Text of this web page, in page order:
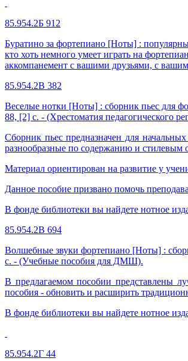
85.954.2Б 912
Буратино за фортепиано [Ноты] :
кто хоть немного умеет играть на
аккомпанемент с вашими друзьями, с
85.954.2В 382
Веселые нотки [Ноты] : сборник пьес для
88, [2] с. - (Хрестоматия педагогического
Сборник пьес предназначен для
разнообразные по содержанию и стилевым
Материал ориентирован на развитие у
Данное пособие призвано помочь
В фонде библиотеки вы найдете нотное
85.954.2В 694
Волшебные звуки фортепиано [Ноты] :
с. - (Учебные пособия для ДМШ).
В предлагаемом пособии представлены
пособия - обновить и расширить
В фонде библиотеки вы найдете нотное
85.954.2Г 44